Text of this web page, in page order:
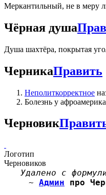
Меркантильный, не в меру
Чёрная душа
Душа шахтёра, покрытая
ЧерникаПравить
Неполиткорректное
Болезнь у
Черновик
Логотип
Черновиков
Удалено с
~ Админ про